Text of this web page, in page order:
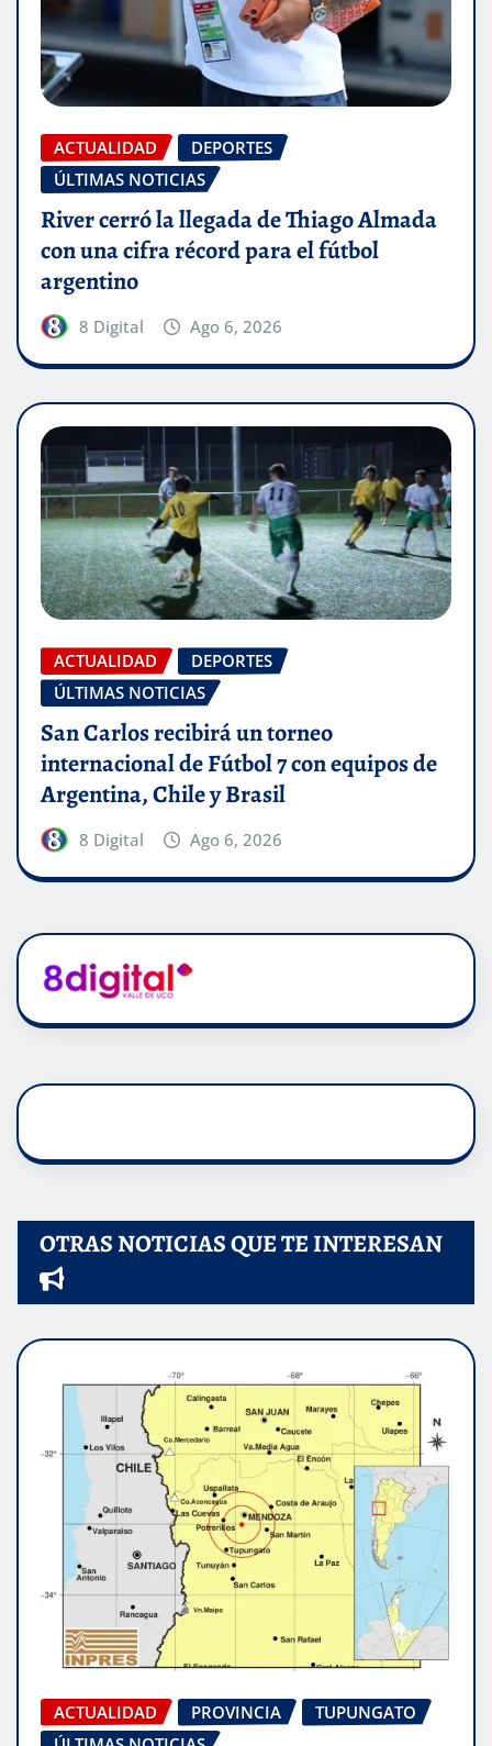
ACTUALIDAD
DEPORTES
ÚLTIMAS NOTICIAS
River cerró la llegada de Thiago Almada
con una cifra récord para el fútbol
argentino
8 Digital Ago 6, 2026
ACTUALIDAD
DEPORTES
ÚLTIMAS NOTICIAS
San Carlos recibirá un torneo
internacional de Fútbol 7 con equipos de
Argentina, Chile y Brasil
8 Digital Ago 6, 2026
OTRAS NOTICIAS QUE TE INTERESAN
ACTUALIDAD PROVINCIA
TUPUNGATO